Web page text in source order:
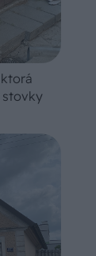
stovky